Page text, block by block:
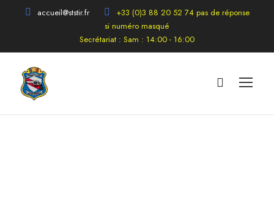
accueil@ststir.fr
+33 (0)3 88 20 52 74 pas de réponse
si numéro masqué
Secrétariat : Sam : 14:00 - 16:00